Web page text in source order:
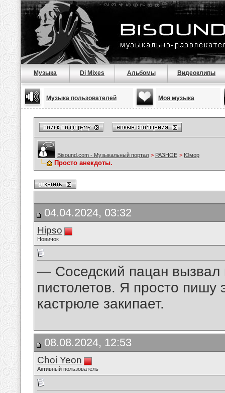
Музыка Dj Mixes Альбомы Видеоклипы
Музыка пользователей Моя музыка
Bisound.com - Музыкальный портал > РАЗНОЕ > Юмор
Просто анекдоты.
04.04.2024, 03:32
Hipso
Новичок
— Соседский пацан вызвал
пистолетов. Я просто пишу
кастрюле закипает.
08.08.2024, 12:53
Choi Yeon
Активный пользователь